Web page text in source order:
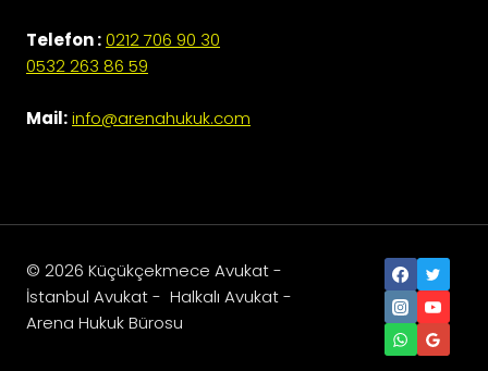
Telefon :0212 706 90 30
0532 263 86 59
Mail:info@arenahukuk.com
© 2026 Küçükçekmece Avukat -
İstanbul Avukat - Halkalı Avukat -
Arena Hukuk Bürosu